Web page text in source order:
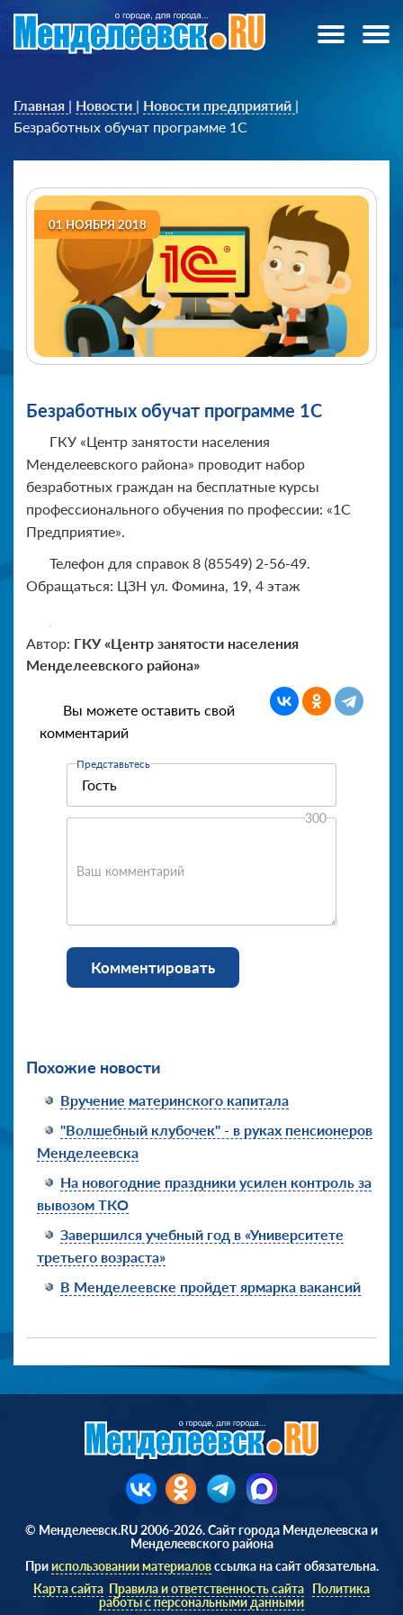
Главная | Новости | Новости предприятий |
Безработных обучат программе 1С
01 НОЯБРЯ 2018
Безработных обучат программе 1С
ГКУ «Центр занятости населения
Менделеевского района» проводит набор
безработных граждан на бесплатные курсы
профессионального обучения по профессии: «1С
Предприятие».
Телефон для справок 8 (85549) 2-56-49.
Обращаться: ЦЗН ул. Фомина, 19, 4 этаж
Автор: ГКУ «Центр занятости населения
Менделеевского района»
Вы можете оставить свой
комментарий
Представьтесь
Ваш комментарий
300
Комментировать
Похожие новости
Вручение материнского капитала
"Волшебный клубочек" - в руках пенсионеров
Менделеевска
На новогодние праздники усилен контроль за
вывозом ТКО
Завершился учебный год в «Университете
третьего возраста»
В Менделеевске пройдет ярмарка вакансий
© Менделеевск.RU 2006-2026. Сайт города Менделеевска и
Менделеевского района
Прииспользовании материаловссылка на сайт обязательна.
Карта сайта Правила и ответственность сайта Политика
работы с персональными данными